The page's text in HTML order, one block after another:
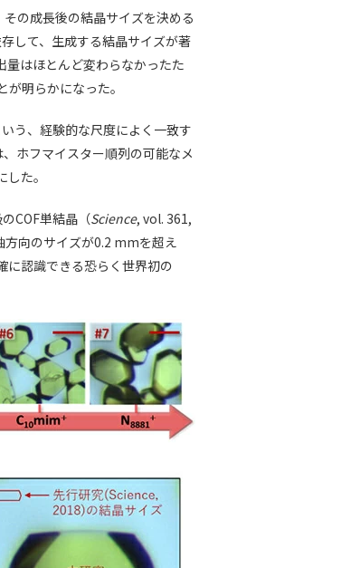
の成長後の結晶サイズを決める
して、生成する結晶サイズが著
量はほとんど変わらなかったた
明らかになった。
いう、経験的な尺度によく一致す
ホフマイスター順列の可能なメ
た。
COF単結晶（Science, vol. 361,
向のサイズが0.2 mmを超え
に認識できる恐らく世界初の